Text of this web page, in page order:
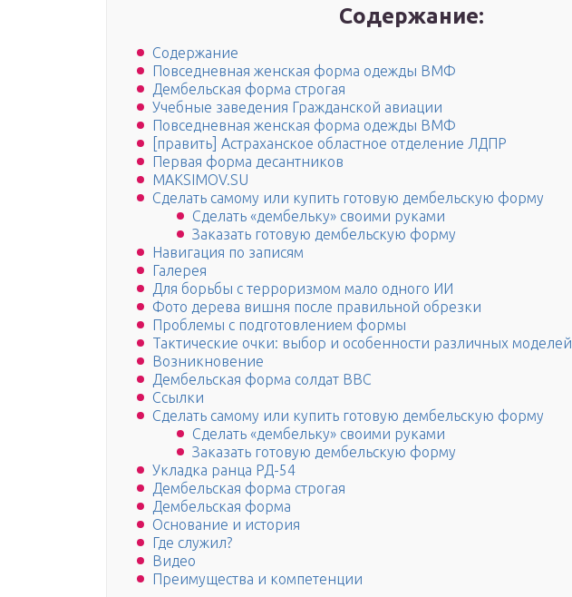
Содержание:
Содержание
Повседневная женская форма одежды ВМФ
Дембельская форма строгая
Учебные заведения Гражданской авиации
Повседневная женская форма одежды ВМФ
[править] Астраханское областное отделение ЛДПР
Первая форма десантников
MAKSIMOV.SU
Сделать самому или купить готовую дембельскую форму
Сделать «дембельку» своими руками
Заказать готовую дембельскую форму
Навигация по записям
Галерея
Для борьбы с терроризмом мало одного ИИ
Фото дерева вишня после правильной обрезки
Проблемы с подготовлением формы
Тактические очки: выбор и особенности различных моделей
Возникновение
Дембельская форма солдат ВВС
Ссылки
Сделать самому или купить готовую дембельскую форму
Сделать «дембельку» своими руками
Заказать готовую дембельскую форму
Укладка ранца РД-54
Дембельская форма строгая
Дембельская форма
Основание и история
Где служил?
Видео
Преимущества и компетенции